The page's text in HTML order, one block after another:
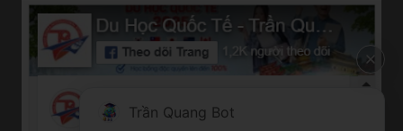
Trần Quang Bot